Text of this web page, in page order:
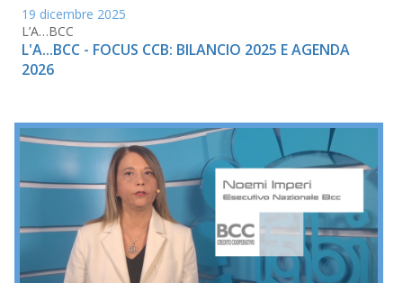
19 dicembre 2025
L’A…BCC
L'A...BCC - FOCUS CCB: BILANCIO 2025 E AGENDA
2026